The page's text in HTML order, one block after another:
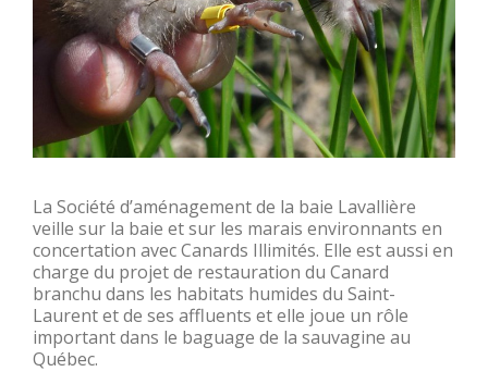
La Société d’aménagement de la baie Lavallière
veille sur la baie et sur les marais environnants en
concertation avec Canards Illimités. Elle est aussi en
charge du projet de restauration du Canard
branchu dans les habitats humides du Saint-
Laurent et de ses affluents et elle joue un rôle
important dans le baguage de la sauvagine au
Québec.